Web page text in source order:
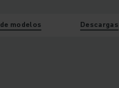
modelos Descargas